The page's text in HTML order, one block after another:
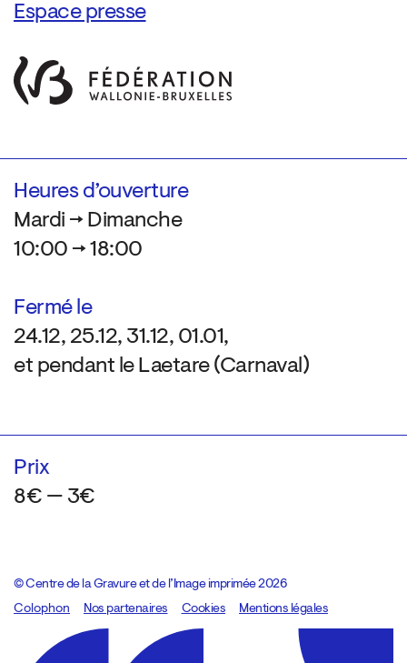
Espace presse
Heures d’ouverture
Mardi → Dimanche
10:00 → 18:00
Fermé le
24.12, 25.12, 31.12, 01.01,
et pendant le Laetare (Carnaval)
Prix
8€ — 3€
© Centre de la Gravure et de l’Image imprimée 2026
Colophon
Design:Marcel Kaczmarek, code:8080.studio
Nos partenaires Cookies Mentions légales